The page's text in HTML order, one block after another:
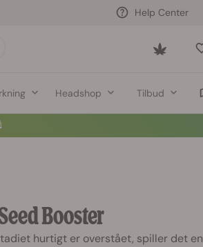
Help Center
Headshop Tilbud
Booster
hurtigt er overstået, spiller det en